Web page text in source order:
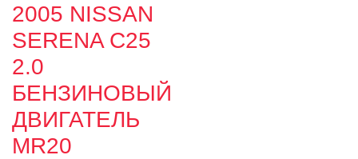
2005 NISSAN
SERENA C25
2.0
БЕНЗИНОВЫЙ
ДВИГАТЕЛЬ
MR20